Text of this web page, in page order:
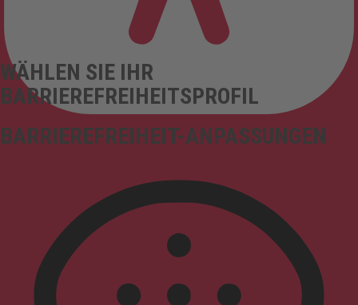
BARRIEREFREIHEIT-ANPASSUNGEN
WÄHLEN SIE IHR
BARRIEREFREIHEITSPROFIL